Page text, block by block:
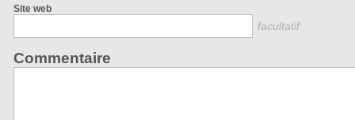
Site web
facultatif
Commentaire